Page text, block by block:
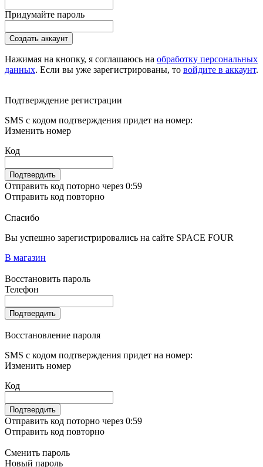
Придумайте пароль
Создать аккаунт
Нажимая на кнопку, я соглашаюсь на обработку персональных
данных. Если вы уже зарегистрированы, то войдите в аккаунт.
Подтверждение регистрации
SMS с кодом подтверждения придет на номер:
Изменить номер
Код
Подтвердить
Отправить код поторно через 0:59
Отправить код повторно
Спасибо
Вы успешно зарегистрировались на сайте SPACE FOUR
В магазин
Восстановить пароль
Телефон
Подтвердить
Восстановление пароля
SMS с кодом подтверждения придет на номер:
Изменить номер
Код
Подтвердить
Отправить код поторно через 0:59
Отправить код повторно
Сменить пароль
Новый пароль